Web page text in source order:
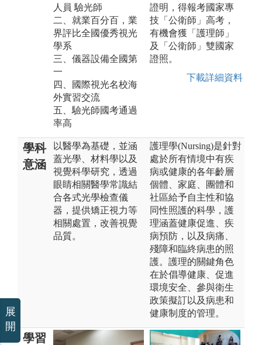
人員 驗光師
二、就業百分百，業
界評比全國優秀視光
學系
三、儀器設備全國第
一
四、國際視光名校海
外實習交流
五、驗光師國考通過
率高
證明，得報考國家專
技「公衛師」高考，
有機會獲「護理師」
及「公衛師」雙國家
證照。
下載詳細資料
學科
意涵
以醫學為基礎，並涵
蓋光學、材料學以及
視覺科學研究，透過
眼睛相關醫學常識結
合各式光學檢查儀
器，提供矯正視力等
相關處置，改善視覺
品質。
護理學(Nursing)是針對
處於所有情境中有疾
病或健康的各年齡層
個體、家庭、團體和
社區給予自主性和協
同性照護的科學，護
理涵蓋健康促進、疾
病預防，以及病痛、
殘障和臨終病患的照
護。護理的關鍵角色
在於倡導健康、促進
環境安全、參與衛生
政策擬訂以及病患和
健康制度的管理。
學習
展
開